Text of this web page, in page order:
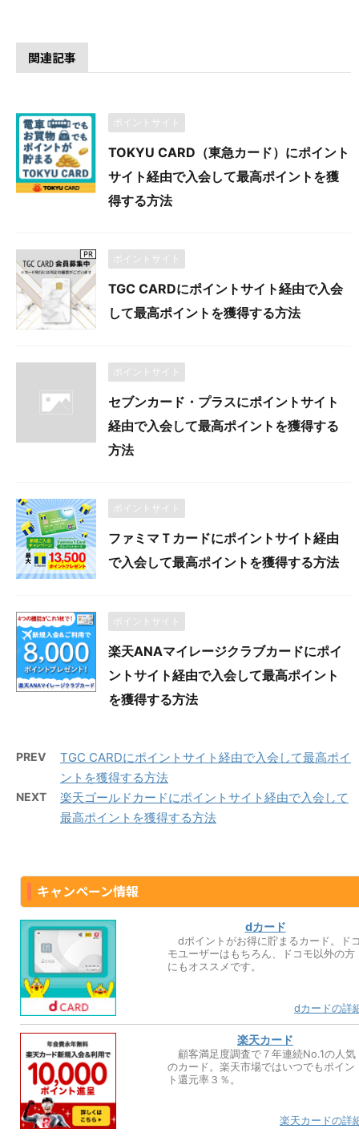
関連記事
ポイントサイト
TOKYU CARD（東急カード）にポイント
サイト経由で入会して最高ポイントを獲
得する方法
ポイントサイト
TGC CARDにポイントサイト経由で入会
して最高ポイントを獲得する方法
ポイントサイト
セブンカード・プラスにポイントサイト
経由で入会して最高ポイントを獲得する
方法
ポイントサイト
ファミマＴカードにポイントサイト経由
で入会して最高ポイントを獲得する方法
ポイントサイト
楽天ANAマイレージクラブカードにポイ
ントサイト経由で入会して最高ポイント
を獲得する方法
PREV
TGC CARDにポイントサイト経由で入会して最高ポイ
ントを獲得する方法
NEXT
楽天ゴールドカードにポイントサイト経由で入会して
最高ポイントを獲得する方法
キャンペーン情報
dカード
dポイントがお得に貯まるカード。ド
モユーザーはもちろん、ドコモ以外の方
にもオススメです。
dカードの詳
楽天カード
顧客満足度調査で７年連続No.1の人気
のカード。楽天市場ではいつでもポイン
ト還元率３％。
楽天カードの詳